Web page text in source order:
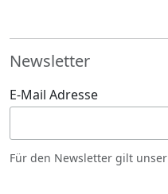
Newsletter
E-Mail Adresse
Für den Newsletter gilt unser